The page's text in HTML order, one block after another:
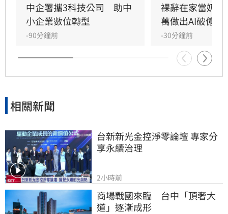
視角」，鏡頭直接從角色雙腿之間低角度直視裙
底，被指帶有強烈的偷窺暗示，導致原本備受期
待的AI技術創新慘遭好評翻車。
中企署攜3科技公司　助中
小企業數位轉型
-90分鐘前
裸辭在家當奶
萬做出AI破億神
-30分鐘前
相關新聞
台新新光金控淨零論壇 專家分
享永續治理
2小時前
商場戰國來臨　台中「頂奢大
道」逐漸成形